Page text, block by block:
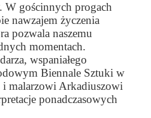
W gościnnych progach
nawzajem życzenia
pozwala naszemu
momentach.
wspaniałego
Biennale Sztuki w
i malarzowi Arkadiuszowi
ponadczasowych